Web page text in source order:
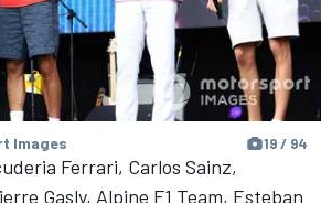
Images 19 / 94
Ferrari, Carlos Sainz,
Gasly, Alpine F1 Team, Esteban